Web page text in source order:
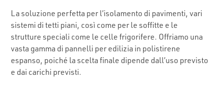
La soluzione perfetta per l’isolamento di pavimenti, vari
sistemi di tetti piani, così come per le soffitte e le
strutture speciali come le celle frigorifere. Offriamo una
vasta gamma di pannelli per edilizia in polistirene
espanso, poiché la scelta finale dipende dall’uso previsto
e dai carichi previsti.